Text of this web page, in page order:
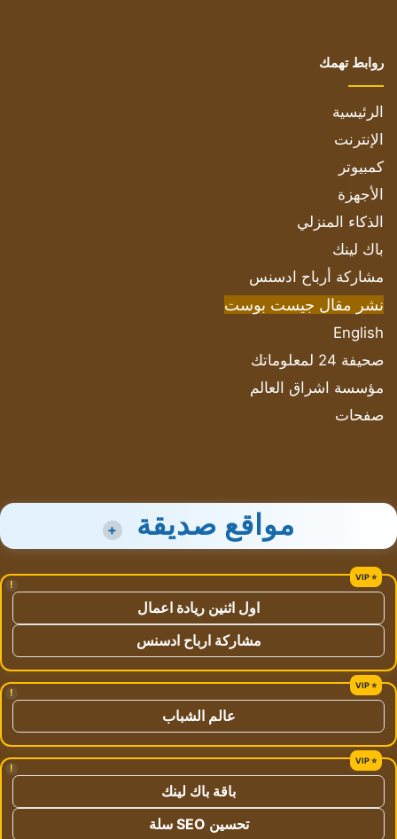
روابط تهمك
الرئيسية
الإنترنت
كمبيوتر
الأجهزة
الذكاء المنزلي
باك لينك
مشاركة أرباح ادسنس
نشر مقال جيست بوست
English
صحيفة 24 لمعلوماتك
مؤسسة اشراق العالم
صفحات
مواقع صديقة +
!
اول اثنين ريادة اعمال
مشاركة ارباح ادسنس
!
عالم الشباب
!
باقة باك لينك
تحسين SEO سلة